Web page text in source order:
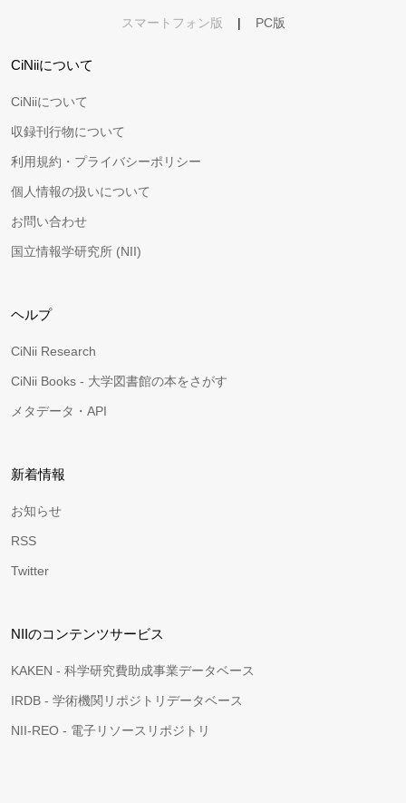
スマートフォン版 | PC版
CiNiiについて
CiNiiについて
収録刊行物について
利用規約・プライバシーポリシー
個人情報の扱いについて
お問い合わせ
国立情報学研究所 (NII)
ヘルプ
CiNii Research
CiNii Books - 大学図書館の本をさがす
メタデータ・API
新着情報
お知らせ
RSS
Twitter
NIIのコンテンツサービス
KAKEN - 科学研究費助成事業データベース
IRDB - 学術機関リポジトリデータベース
NII-REO - 電子リソースリポジトリ